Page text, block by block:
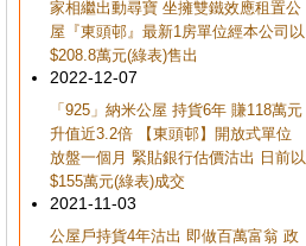
家相繼出動尋寶 坐擁雙鐵效應租置公
屋『東頭邨』最新1房單位經本公司以
$208.8萬元(綠表)售出
2022-12-07
「925」納米公屋 持貨6年 賺118萬元
升值近3.2倍 【東頭邨】開放式單位
放盤一個月 緊貼銀行估價沽出 日前以
$155萬元(綠表)成交
2021-11-03
公屋戶持貨4年沽出 即做百萬富翁 政